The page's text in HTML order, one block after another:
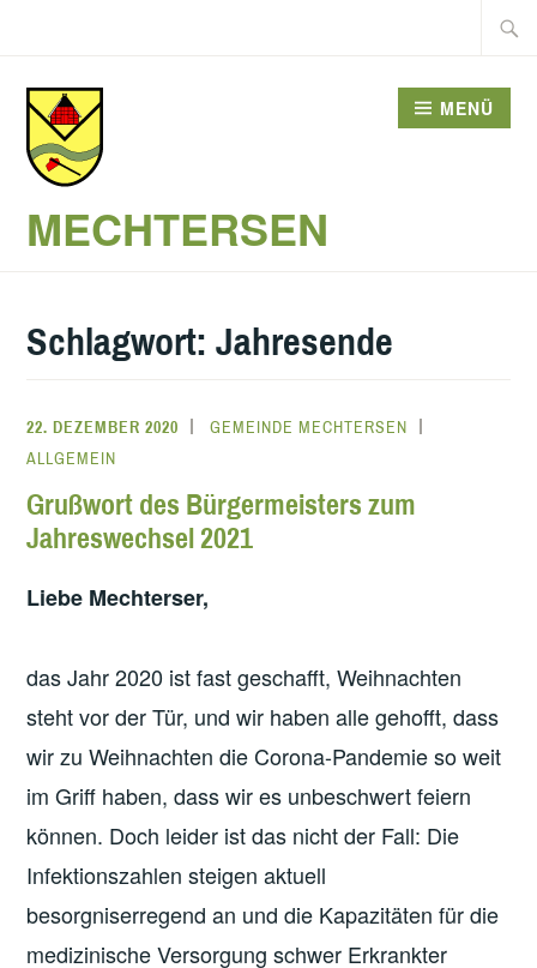
springen
Suche
MECHTERSEN
MENÜ
Schlagwort:Jahresende
22. DEZEMBER 2020
GEMEINDE MECHTERSEN
ALLGEMEIN
Grußwort des Bürgermeisters zum
Jahreswechsel 2021
Liebe Mechterser,
das Jahr 2020 ist fast geschafft, Weihnachten
steht vor der Tür, und wir haben alle gehofft, dass
wir zu Weihnachten die Corona-Pandemie so weit
im Griff haben, dass wir es unbeschwert feiern
können. Doch leider ist das nicht der Fall: Die
Infektionszahlen steigen aktuell
besorgniserregend an und die Kapazitäten für die
medizinische Versorgung schwer Erkrankter